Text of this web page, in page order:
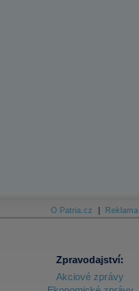
O Patria.cz Reklama
Zpravodajství:
Akciové zprávy